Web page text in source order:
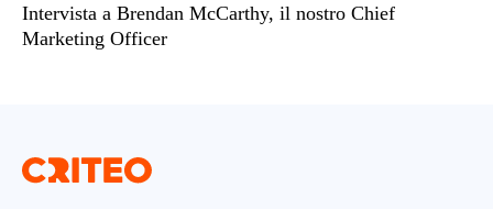
Intervista a Brendan McCarthy, il nostro Chief
Marketing Officer